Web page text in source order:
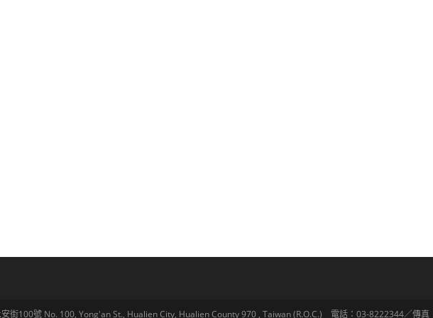
街100號 No. 100, Yong'an St., Hualien City, Hualien County 970 , Taiwan (R.O.C.) 電話：03-8222344／傳